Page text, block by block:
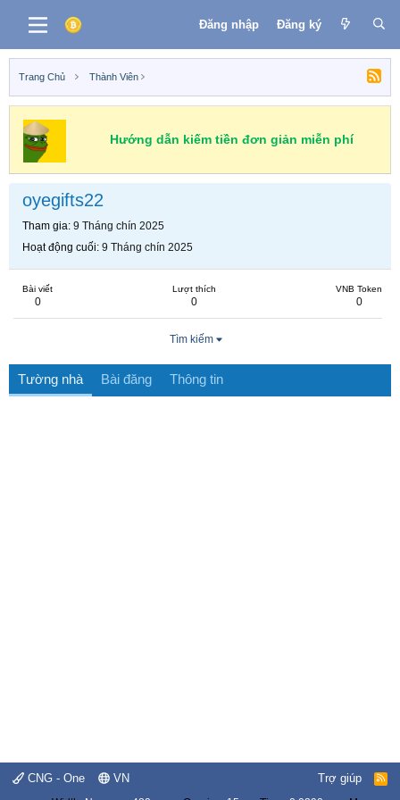
Đăng nhập Đăng ký
Trang Chủ Thành Viên
Hướng dẫn kiếm tiền đơn giản miễn phí
oyegifts22
Tham gia 9 Tháng chín 2025
Hoạt động cuối 9 Tháng chín 2025
Bài viết
0
Lượt thích
0
VNB Token
0
Tìm kiếm
Tường nhà Bài đăng Thông tin
CNG - One VN Trợ giúp
R